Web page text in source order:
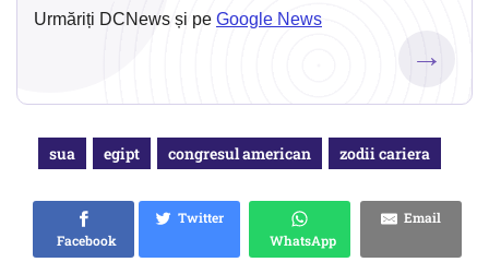
Urmăriți DCNews și pe Google News
→
sua egipt congresul american zodii cariera
Facebook
Twitter
WhatsApp
Email